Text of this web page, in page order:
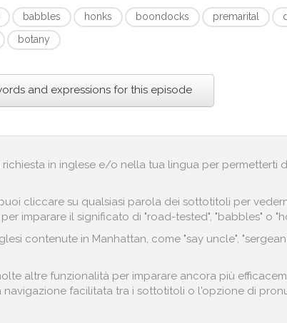
babbles honks boondocks premarital
botany
and expressions for this episode
in inglese e/o nella tua lingua per permetterti
cliccare su qualsiasi parola dei sottotitoli per
imparare il significato di "road-tested", "babbles" o
contenute in Manhattan, come "say uncle",
altre funzionalità per imparare ancora più
facilitata tra i sottotitoli o l'opzione di